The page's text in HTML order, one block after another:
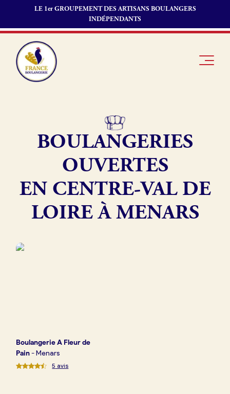
LE 1er GROUPEMENT DES ARTISANS BOULANGERS
INDÉPENDANTS
Je suis
Je découvre
Boulangerie
Pourquoi
adhérer à
Offres
Fonds de
Actualités
Je suis
Je crée mon compte
BOULANGERIES
OUVERTES
EN CENTRE-VAL DE
LOIRE À MENARS
BoulangerieA Fleur de
Pain-Menars
5 avis